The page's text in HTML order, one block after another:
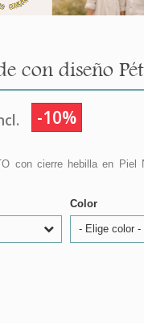
con diseño
-10%
con cierre hebilla en Piel
Color
- Elige color -